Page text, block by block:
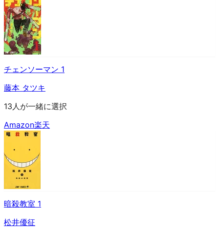
チェンソーマン 1
藤本 タツキ
13人が一緒に選択
Amazon楽天
暗殺教室 1
松井優征